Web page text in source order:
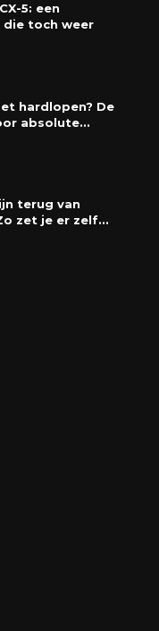
5: een
die toch weer
hardlopen? De
absolute...
terug van
zet je er zelf...